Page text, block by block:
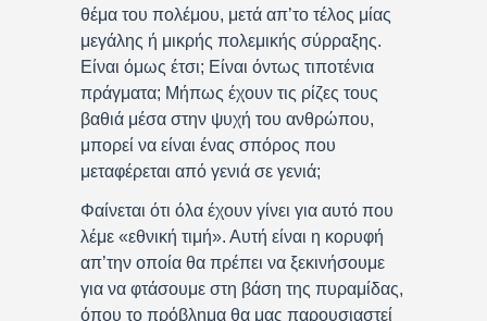
θέμα του πολέμου, μετά απ’το τέλος μίας
μεγάλης ή μικρής πολεμικής σύρραξης.
Είναι όμως έτσι; Είναι όντως τιποτένια
πράγματα; Μήπως έχουν τις ρίζες τους
βαθιά μέσα στην ψυχή του ανθρώπου,
μπορεί να είναι ένας σπόρος που
μεταφέρεται από γενιά σε γενιά;
Φαίνεται ότι όλα έχουν γίνει για αυτό που
λέμε «εθνική τιμή». Αυτή είναι η κορυφή
απ’την οποία θα πρέπει να ξεκινήσουμε
για να φτάσουμε στη βάση της πυραμίδας,
όπου το πρόβλημα θα μας παρουσιαστεί